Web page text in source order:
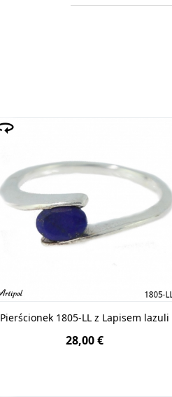
Pierścionek 1805-LL z Lapisem lazuli
28,00 €